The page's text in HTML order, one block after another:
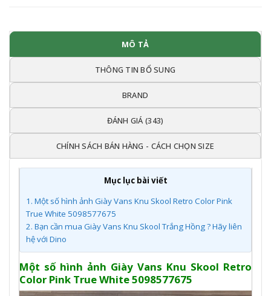
MÔ TẢ
THÔNG TIN BỔ SUNG
BRAND
ĐÁNH GIÁ (343)
CHÍNH SÁCH BÁN HÀNG - CÁCH CHỌN SIZE
Mục lục bài viết
1. Một số hình ảnh Giày Vans Knu Skool Retro Color Pink
True White 5098577675
2. Bạn cần mua Giày Vans Knu Skool Trắng Hồng ? Hãy liên
hệ với Dino
Một số hình ảnh Giày Vans Knu Skool Retro
Color Pink True White 5098577675